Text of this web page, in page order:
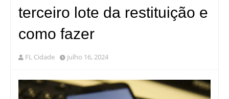
terceiro lote da restituição e
como fazer
FL Cidade julho 16, 2024